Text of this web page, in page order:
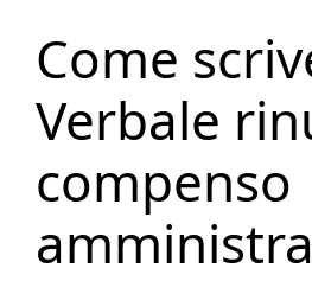
Come
Verbale
compenso